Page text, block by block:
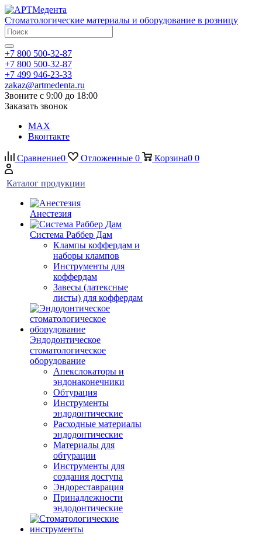
Стоматологические материалы и оборудование в розницу
+7 800 500-32-87
+7 800 500-32-87
+7 499 946-23-33
zakaz@artmedenta.ru
Звоните с 9:00 до 18:00
Заказать звонок
MAX
Вконтакте
Сравнение0 Отложенные 0 Корзина0 0
Каталог продукции
Анестезия
Система Раббер Дам
Клампы коффердам и
наборы клампов
Инструменты для
коффердам
Завесы (латексные
листы) для коффердам
Эндодонтическое
стоматологическое
оборудование
Апекслокаторы и
эндонаконечники
Обтурация
Инструменты
эндодонтические
Расходные материалы
эндодонтические
Материалы для
обтурации
Инструменты для
создания доступа
Эндореставрация
Принадлежности
эндодонтические